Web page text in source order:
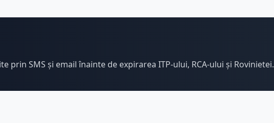
prin SMS și email înainte de expirarea ITP-ului, RCA-ului și Rovinietei.